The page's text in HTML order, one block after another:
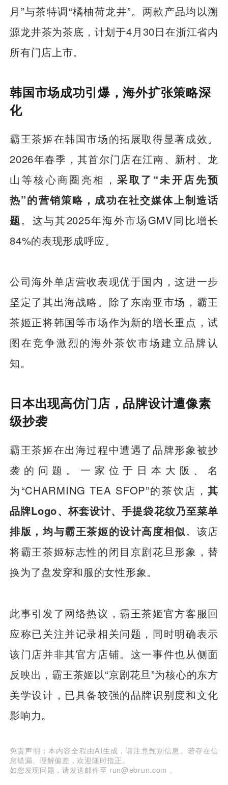
月”与茶特调“橘柚荷龙井”。两款产品均以溯
源龙井茶为茶底，计划于4月30日在浙江省内
所有门店上市。
韩国市场成功引爆，海外扩张策略深
化
霸王茶姬在韩国市场的拓展取得显著成效。
2026年春季，其首尔门店在江南、新村、龙
山等核心商圈亮相，采取了“未开店先预
热”的营销策略，成功在社交媒体上制造话
题。这与其2025年海外市场GMV同比增长
84%的表现形成呼应。
公司海外单店营收表现优于国内，这进一步
坚定了其出海战略。除了东南亚市场，霸王
茶姬正将韩国等市场作为新的增长重点，试
图在竞争激烈的海外茶饮市场建立品牌认
知。
日本出现高仿门店，品牌设计遭像素
级抄袭
霸王茶姬在出海过程中遭遇了品牌形象被抄
袭的问题。一家位于日本大阪、名
为“CHARMING TEA SFOP”的茶饮店，其
品牌Logo、杯套设计、手提袋花纹乃至菜单
排版，均与霸王茶姬的设计高度相似。该店
将霸王茶姬标志性的闭目京剧花旦形象，替
换为了盘发穿和服的女性形象。
此事引发了网络热议，霸王茶姬官方客服回
应称已关注并记录相关问题，同时明确表示
该门店并非其官方店铺。这一事件也从侧面
反映出，霸王茶姬以“京剧花旦”为核心的东方
美学设计，已具备较强的品牌识别度和文化
影响力。
免责声明：本内容全程由AI生成，请注意甄别信息。若存在信
息错漏、理解偏差，欢迎随时指正。
如您发现问题，请发送邮件至 run@ebrun.com 。